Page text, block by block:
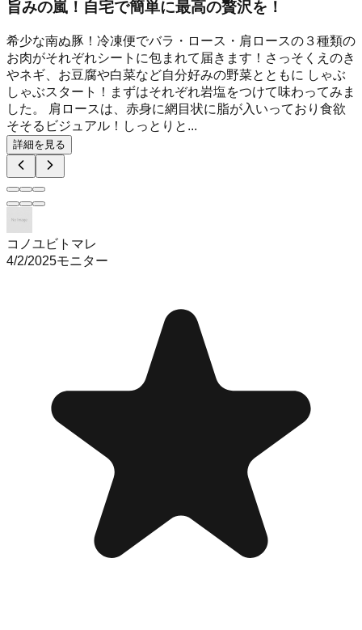
旨みの嵐！自宅で簡単に最高の贅沢を！
希少な南ぬ豚！冷凍便でバラ・ロース・肩ロースの３種類の
お肉がそれぞれシートに包まれて届きます！さっそくえのき
やネギ、お豆腐や白菜など自分好みの野菜とともに しゃぶ
しゃぶスタート！まずはそれぞれ岩塩をつけて味わってみま
した。 肩ロースは、赤身に網目状に脂が入いっており食欲
そそるビジュアル！しっとりと...
詳細を見る
コノユビトマレ
4/2/2025モニター